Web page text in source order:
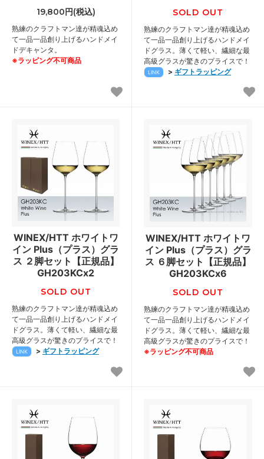
19,800円(税込)
熟練のクラフトマン達が精魂込め
て一品一品創り上げるハンドメイ
ドデキャンタ。
※ラッピング不可商品
SOLD OUT
熟練のクラフトマン達が精魂込め
て一品一品創り上げるハンドメイ
ドグラス。薄くて軽い、繊細な最
高級グラスが驚きのプライスで！
LINK > ギフトラッピング
WINEX/HTT ホワイトワ
イン Plus（プラス）グラ
ス ２脚セット【正規品】
GH203KCx2
SOLD OUT
熟練のクラフトマン達が精魂込め
て一品一品創り上げるハンドメイ
ドグラス。薄くて軽い、繊細な最
高級グラスが驚きのプライスで！
LINK > ギフトラッピング
WINEX/HTT ホワイトワ
イン Plus（プラス）グラ
ス ６脚セット【正規品】
GH203KCx6
SOLD OUT
熟練のクラフトマン達が精魂込め
て一品一品創り上げるハンドメイ
ドグラス。薄くて軽い、繊細な最
高級グラスが驚きのプライスで！
※ラッピング不可商品